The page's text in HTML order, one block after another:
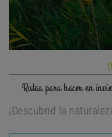
Rutas para hacer en
¡Descubrid la